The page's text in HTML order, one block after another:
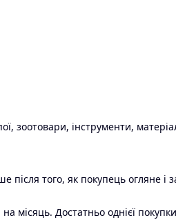
зоотовари, інструменти,
після того, як покупець огляне
місяць. Достатньо однієї